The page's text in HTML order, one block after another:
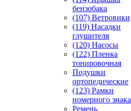
бензобака
(107) Ветровики
(119) Насадки
глушителя
(120) Насосы
(122) Пленка
тонировочная
Подушки
ортопедические
(123) Рамки
номерного знака
Ремень